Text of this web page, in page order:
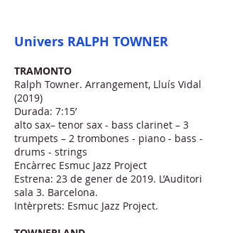
Univers RALPH TOWNER
TRAMONTO
Ralph Towner. Arrangement, Lluís Vidal
(2019)
Durada: 7:15’
alto sax– tenor sax - bass clarinet – 3
trumpets – 2 trombones - piano - bass -
drums - strings
Encàrrec Esmuc Jazz Project
Estrena: 23 de gener de 2019. L’Auditori
sala 3. Barcelona.
Intèrprets: Esmuc Jazz Project.